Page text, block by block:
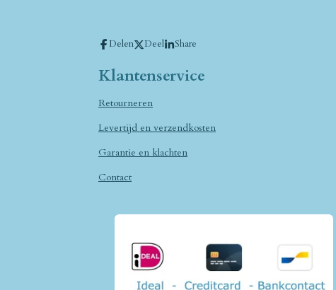
Delen Deel Share
Klantenservice
Retourneren
Levertijd en verzendkosten
Garantie en klachten
Contact